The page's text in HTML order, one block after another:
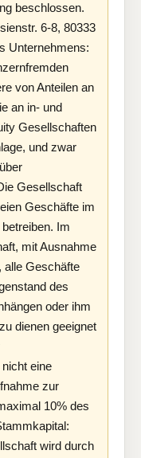
beschlossen.
6-8, 80333
Unternehmens:
von Anteilen an
an in- und
Gesellschaften
und zwar
Gesellschaft
Geschäfte im
Im
mit Ausnahme
alle Geschäfte
des
oder ihm
dienen geeignet
eine
zur
10% des
wird durch